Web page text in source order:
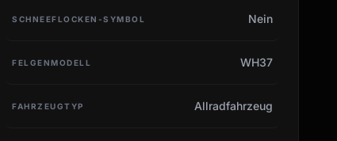
SCHNEEFLOCKEN-SYMBOL Nein
FELGENMODELL WH37
FAHRZEUGTYP Allradfahrzeug